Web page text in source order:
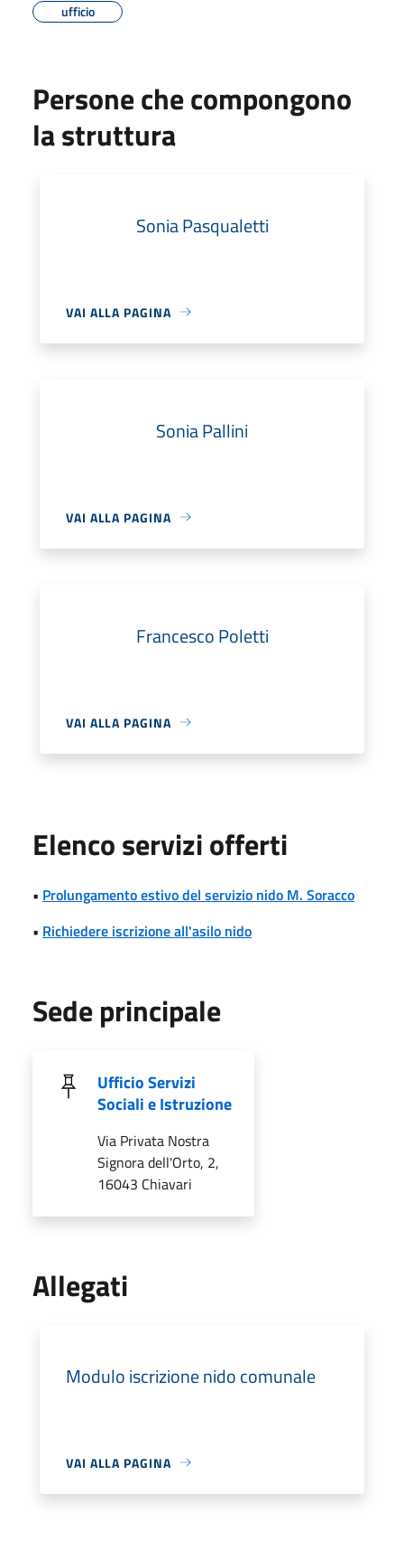
ufficio
Persone che compongono
la struttura
Sonia Pasqualetti
VAI ALLA PAGINA
Sonia Pallini
VAI ALLA PAGINA
Francesco Poletti
VAI ALLA PAGINA
Elenco servizi offerti
• Prolungamento estivo del servizio nido M. Soracco
• Richiedere iscrizione all'asilo nido
Sede principale
Ufficio Servizi
Sociali e Istruzione
Via Privata Nostra
Signora dell'Orto, 2,
16043 Chiavari
Allegati
Modulo iscrizione nido comunale
VAI ALLA PAGINA